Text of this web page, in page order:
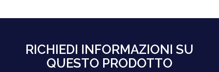
RICHIEDI INFORMAZIONI SU
QUESTO PRODOTTO